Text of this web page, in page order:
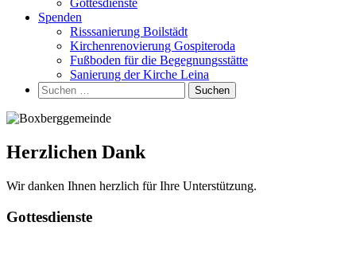
Gottesdienste
Spenden
Risssanierung Boilstädt
Kirchenrenovierung Gospiteroda
Fußboden für die Begegnungsstätte
Sanierung der Kirche Leina
Suchen
nach:
Herzlichen Dank
Wir danken Ihnen herzlich für Ihre Unterstützung.
Haupt-
Gottesdienste